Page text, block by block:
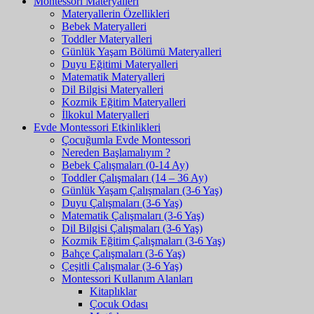
Materyallerin Özellikleri
Bebek Materyalleri
Toddler Materyalleri
Günlük Yaşam Bölümü Materyalleri
Duyu Eğitimi Materyalleri
Matematik Materyalleri
Dil Bilgisi Materyalleri
Kozmik Eğitim Materyalleri
İlkokul Materyalleri
Evde Montessori Etkinlikleri
Çocuğumla Evde Montessori
Nereden Başlamalıyım ?
Bebek Çalışmaları (0-14 Ay)
Toddler Çalışmaları (14 – 36 Ay)
Günlük Yaşam Çalışmaları (3-6 Yaş)
Duyu Çalışmaları (3-6 Yaş)
Matematik Çalışmaları (3-6 Yaş)
Dil Bilgisi Çalışmaları (3-6 Yaş)
Kozmik Eğitim Çalışmaları (3-6 Yaş)
Bahçe Çalışmaları (3-6 Yaş)
Çeşitli Çalışmalar (3-6 Yaş)
Montessori Kullanım Alanları
Kitaplıklar
Çocuk Odası